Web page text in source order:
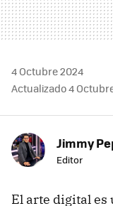
4 Octubre 2024
Actualizado 4
Jimmy
Editor
El arte digital es